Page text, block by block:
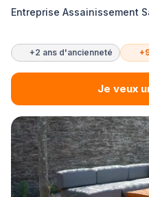
Entreprise Assainissement
+2 ans d'ancienneté
Je veux